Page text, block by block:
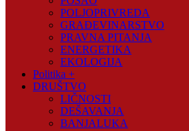
POLJOPRIVREDA
GRAĐEVINARSTVO
PRAVNA PITANJA
ENERGETIKA
EKOLOGIJA
Politika +
DRUŠTVO
LIČNOSTI
DEŠAVANJA
BANJALUKA